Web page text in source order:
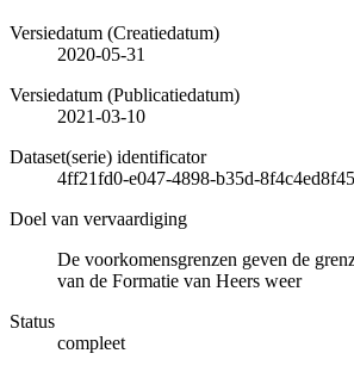
Versiedatum (Creatiedatum)
2020-05-31
Versiedatum (Publicatiedatum)
2021-03-10
Dataset(serie) identificator
4ff21fd0-e047-4898-b35d-
Doel van vervaardiging
De voorkomensgrenzen geven de
van de Formatie van Heers weer
Status
compleet